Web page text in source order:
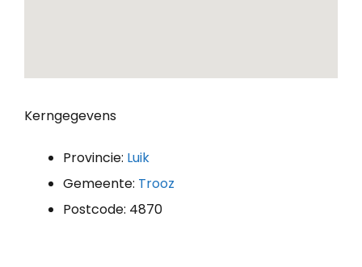
Kerngegevens
Provincie: Luik
Gemeente: Trooz
Postcode: 4870